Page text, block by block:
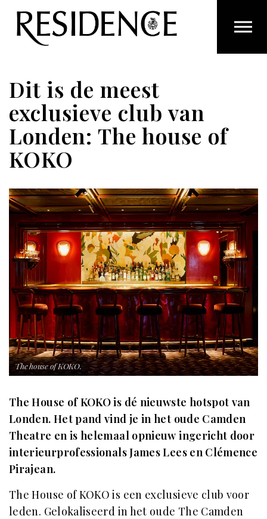
Overslaan en ga direct naar de inhoud
Dit is de meest
exclusieve club van
Londen: The house of
KOKO
The house of KOKO.
The House of KOKO is dé nieuwste hotspot van
Londen. Het pand vind je in het oude Camden
Theatre en is helemaal opnieuw ingericht door
interieurprofessionals James Lees en Clémence
Pirajean.
The House of KOKO is een exclusieve club voor
leden. Gelokaliseerd in het oude The Camden